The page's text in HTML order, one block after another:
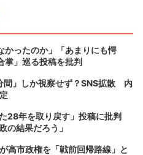
かったのか」「あまりにも愕
」巡る投稿を批判
間」しか視察せず？SNS拡散 内
28年を取り戻す」投稿に批判
の結果だろう」
高市政権を「戦前回帰路線」と